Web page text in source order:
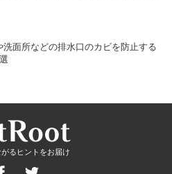
洗面所などの排水口のカビを防止する
るヒントをお届け